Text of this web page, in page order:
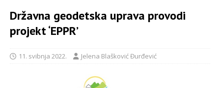
Državna geodetska uprava provodi
projekt ‘EPPR’
11. svibnja 2022. Jelena Blašković Đurđević